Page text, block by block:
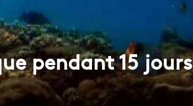
pendant 15 jours